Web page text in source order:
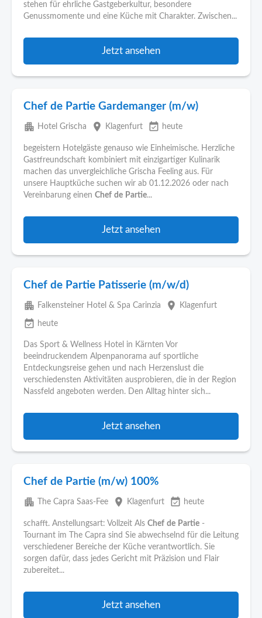
stehen für ehrliche Gastgeberkultur, besondere
Genussmomente und eine Küche mit Charakter. Zwischen...
Jetzt ansehen
Chef de Partie Gardemanger (m/w)
apartment Hotel Grischa place Klagenfurt event_available heute
begeistern Hotelgäste genauso wie Einheimische. Herzliche
Gastfreundschaft kombiniert mit einzigartiger Kulinarik
machen das unvergleichliche Grischa Feeling aus. Für
unsere Hauptküche suchen wir ab 01.12.2026 oder nach
Vereinbarung einen Chef de Partie...
Jetzt ansehen
Chef de Partie Patisserie (m/w/d)
apartment Falkensteiner Hotel & Spa Carinzia place Klagenfurt
event_available heute
Das Sport & Wellness Hotel in Kärnten Vor
beeindruckendem Alpenpanorama auf sportliche
Entdeckungsreise gehen und nach Herzenslust die
verschiedensten Aktivitäten ausprobieren, die in der Region
Nassfeld angeboten werden. Den Alltag hinter sich...
Jetzt ansehen
Chef de Partie (m/w) 100%
apartment The Capra Saas-Fee place Klagenfurt event_available heute
schafft. Anstellungsart: Vollzeit Als Chef de Partie -
Tournant im The Capra sind Sie abwechselnd für die Leitung
verschiedener Bereiche der Küche verantwortlich. Sie
sorgen dafür, dass jedes Gericht mit Präzision und Flair
zubereitet...
Jetzt ansehen